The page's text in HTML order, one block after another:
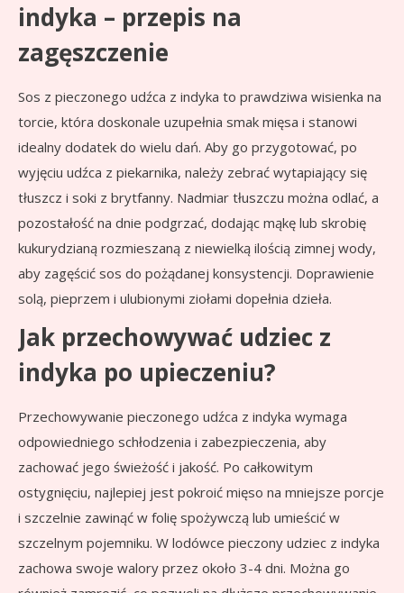
indyka – przepis na
zagęszczenie
Sos z pieczonego udźca z indyka to prawdziwa wisienka na
torcie, która doskonale uzupełnia smak mięsa i stanowi
idealny dodatek do wielu dań. Aby go przygotować, po
wyjęciu udźca z piekarnika, należy zebrać wytapiający się
tłuszcz i soki z brytfanny. Nadmiar tłuszczu można odlać, a
pozostałość na dnie podgrzać, dodając mąkę lub skrobię
kukurydzianą rozmieszaną z niewielką ilością zimnej wody,
aby zagęścić sos do pożądanej konsystencji. Doprawienie
solą, pieprzem i ulubionymi ziołami dopełnia dzieła.
Jak przechowywać udziec z
indyka po upieczeniu?
Przechowywanie pieczonego udźca z indyka wymaga
odpowiedniego schłodzenia i zabezpieczenia, aby
zachować jego świeżość i jakość. Po całkowitym
ostygnięciu, najlepiej jest pokroić mięso na mniejsze porcje
i szczelnie zawinąć w folię spożywczą lub umieścić w
szczelnym pojemniku. W lodówce pieczony udziec z indyka
zachowa swoje walory przez około 3-4 dni. Można go